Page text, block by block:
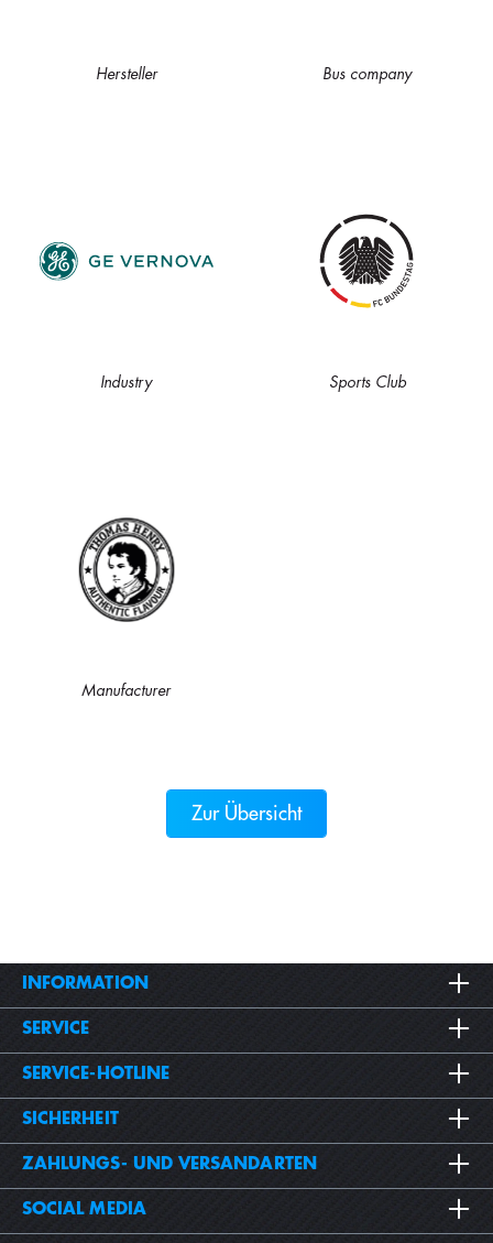
Hersteller Bus company
Industry Sports Club
Manufacturer
Zur Übersicht
INFORMATION
SERVICE
SERVICE-HOTLINE
SICHERHEIT
ZAHLUNGS- UND VERSANDARTEN
SOCIAL MEDIA